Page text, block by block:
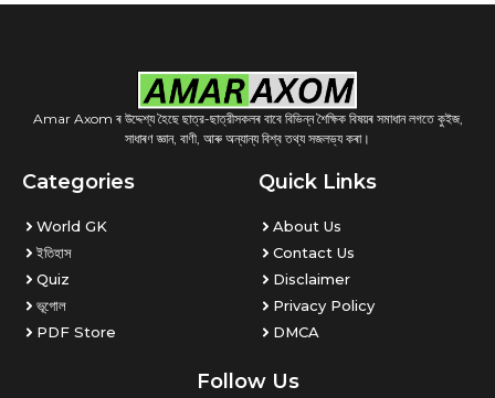
Amar Axom ৰ উদ্দেশ্য হৈছে ছাত্র-ছাত্রীসকলৰ বাবে বিভিন্ন শৈক্ষিক বিষয়ৰ সমাধান লগতে কুইজ,
সাধাৰণ জ্ঞান, বাণী, আৰু অন্যান্য বিশ্ব তথ্য সজলভ্য কৰা।
Categories
World GK
ইতিহাস
Quiz
ভূগোল
PDF Store
Quick Links
About Us
Contact Us
Disclaimer
Privacy Policy
DMCA
Follow Us